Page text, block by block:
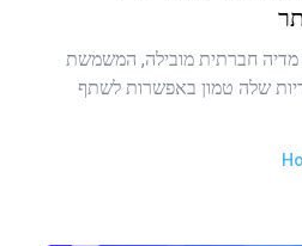
מדיה חברתית מובילה, המשמשת
שלה טמון באפשרות לשתף